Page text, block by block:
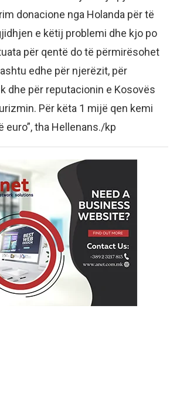
donacione nga Holanda për të
e këtij problemi dhe kjo po
për qentë do të përmirësohet
edhe për njerëzit, për
dhe për reputacionin e Kosovës
Për këta 1 mijë qen kemi
euro”, tha Hellenans./kp